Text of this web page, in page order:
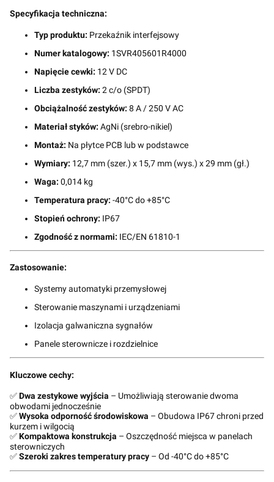
Specyfikacja techniczna:
Typ produktu: Przekaźnik interfejsowy
Numer katalogowy: 1SVR405601R4000
Napięcie cewki: 12 V DC
Liczba zestyków: 2 c/o (SPDT)
Obciążalność zestyków: 8 A / 250 V AC
Materiał styków: AgNi (srebro-nikiel)
Montaż: Na płytce PCB lub w podstawce
Wymiary: 12,7 mm (szer.) x 15,7 mm (wys.) x 29 mm (gł.)
Waga: 0,014 kg
Temperatura pracy: -40°C do +85°C
Stopień ochrony: IP67
Zgodność z normami: IEC/EN 61810-1
Zastosowanie:
Systemy automatyki przemysłowej
Sterowanie maszynami i urządzeniami
Izolacja galwaniczna sygnałów
Panele sterownicze i rozdzielnice
Kluczowe cechy:
✅Dwa zestykowe wyjścia – Umożliwiają sterowanie dwoma
obwodami jednocześnie
✅Wysoka odporność środowiskowa – Obudowa IP67 chroni przed
kurzem i wilgocią
✅Kompaktowa konstrukcja – Oszczędność miejsca w panelach
sterowniczych
✅Szeroki zakres temperatury pracy – Od -40°C do +85°C